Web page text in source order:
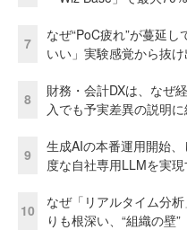
7
なぜ“PoC疲れ”が蔓延
いい」実験感覚から抜
8
財務・会計DXは、なぜ
入でも予実差異の説明
9
生成AIの本番運用開始
度な自社専用LLMを実
10
なぜ「リアルタイム分
りも根深い、“組織の壁”